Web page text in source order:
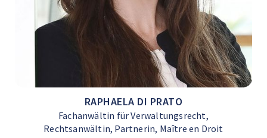
RAPHAELA DI PRATO
Fachanwältin für Verwaltungsrecht,
Rechtsanwältin, Partnerin, Maître en Droit